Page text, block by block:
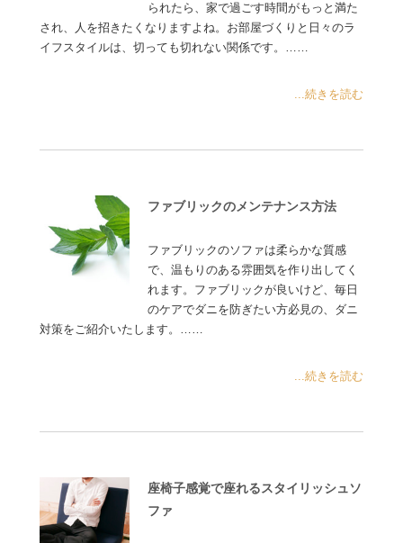
られたら、家で過ごす時間がもっと満た
され、人を招きたくなりますよね。お部屋づくりと日々のラ
イフスタイルは、切っても切れない関係です。……
...続きを読む
ファブリックのメンテナンス方法
ファブリックのソファは柔らかな質感
で、温もりのある雰囲気を作り出してく
れます。ファブリックが良いけど、毎日
のケアでダニを防ぎたい方必見の、ダニ
対策をご紹介いたします。……
...続きを読む
座椅子感覚で座れるスタイリッシュソ
ファ